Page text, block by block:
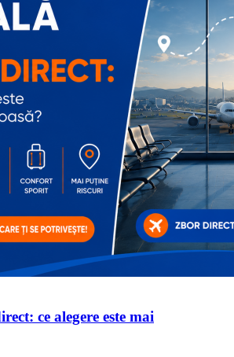
ce alegere este mai